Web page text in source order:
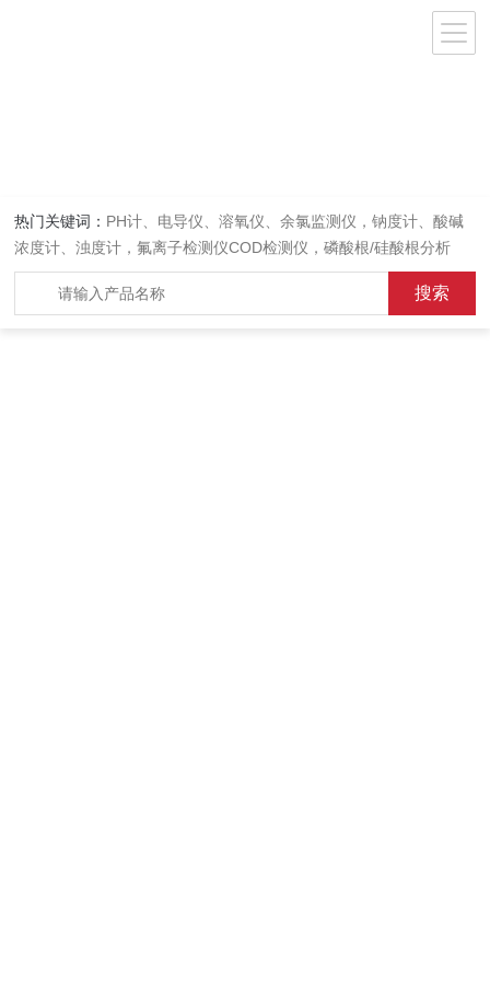
热门关键词： PH计、电导仪、溶氧仪、余氯监测仪，钠度计、酸碱
浓度计、浊度计，氟离子检测仪COD检测仪，磷酸根/硅酸根分析
仪，PH电极、溶氧电极、电导电极